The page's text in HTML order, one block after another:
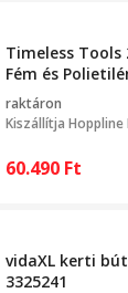
Timeless
Fém és
raktáron
Kiszállítja Hoppline
60.490 Ft
vidaXL kerti
3325241